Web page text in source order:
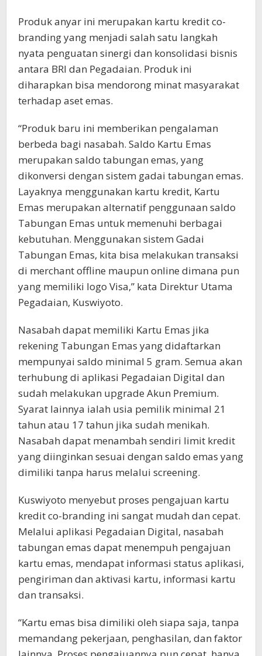
Produk anyar ini merupakan kartu kredit co-
branding yang menjadi salah satu langkah
nyata penguatan sinergi dan konsolidasi bisnis
antara BRI dan Pegadaian. Produk ini
diharapkan bisa mendorong minat masyarakat
terhadap aset emas.
“Produk baru ini memberikan pengalaman
berbeda bagi nasabah. Saldo Kartu Emas
merupakan saldo tabungan emas, yang
dikonversi dengan sistem gadai tabungan emas.
Layaknya menggunakan kartu kredit, Kartu
Emas merupakan alternatif penggunaan saldo
Tabungan Emas untuk memenuhi berbagai
kebutuhan. Menggunakan sistem Gadai
Tabungan Emas, kita bisa melakukan transaksi
di merchant offline maupun online dimana pun
yang memiliki logo Visa,” kata Direktur Utama
Pegadaian, Kuswiyoto.
Nasabah dapat memiliki Kartu Emas jika
rekening Tabungan Emas yang didaftarkan
mempunyai saldo minimal 5 gram. Semua akan
terhubung di aplikasi Pegadaian Digital dan
sudah melakukan upgrade Akun Premium.
Syarat lainnya ialah usia pemilik minimal 21
tahun atau 17 tahun jika sudah menikah.
Nasabah dapat menambah sendiri limit kredit
yang diinginkan sesuai dengan saldo emas yang
dimiliki tanpa harus melalui screening.
Kuswiyoto menyebut proses pengajuan kartu
kredit co-branding ini sangat mudah dan cepat.
Melalui aplikasi Pegadaian Digital, nasabah
tabungan emas dapat menempuh pengajuan
kartu emas, mendapat informasi status aplikasi,
pengiriman dan aktivasi kartu, informasi kartu
dan transaksi.
“Kartu emas bisa dimiliki oleh siapa saja, tanpa
memandang pekerjaan, penghasilan, dan faktor